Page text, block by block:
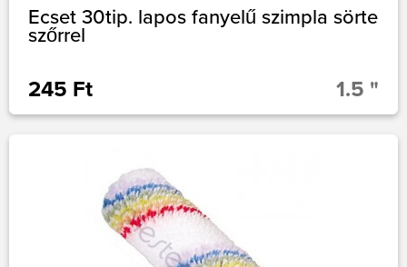
Ecset 30tip. lapos fanyelű szimpla sörte
szőrrel
245 Ft 1.5 "